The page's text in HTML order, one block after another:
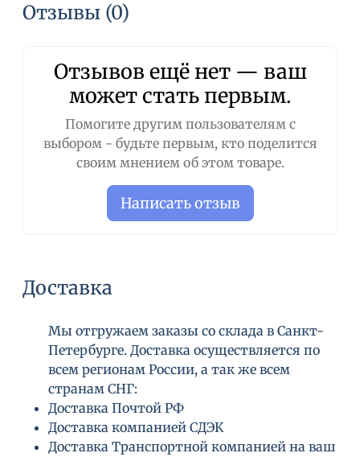
1. Откройте кран регулятора потока воды
2. Опустите шланг в ведро
3. Погрузите сифон в воду
4. Быстро опускайте и поднимайте сифон до
тех пор, пока вода не начнет течь.
Отзывы (0)
Отзывов ещё нет — ваш
может стать первым.
Помогите другим пользователям с
выбором - будьте первым, кто поделится
своим мнением об этом товаре.
Написать отзыв
Доставка
Мы отгружаем заказы со склада в Санкт-
Петербурге. Доставка осуществляется по
всем регионам России, а так же всем
странам СНГ:
Доставка Почтой РФ
Доставка компанией СДЭК
Доставка Транспортной компанией на ваш